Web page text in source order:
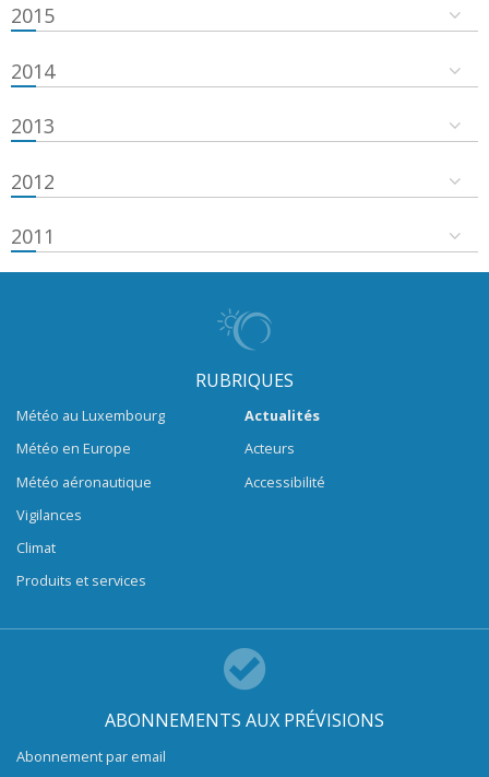
2015
2014
2013
2012
2011
RUBRIQUES
Météo au Luxembourg
Météo en Europe
Météo aéronautique
Vigilances
Climat
Produits et services
Actualités
Acteurs
Accessibilité
ABONNEMENTS AUX PRÉVISIONS
Abonnement par email